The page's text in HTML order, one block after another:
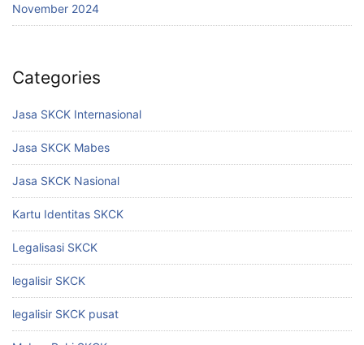
November 2024
Categories
Jasa SKCK Internasional
Jasa SKCK Mabes
Jasa SKCK Nasional
Kartu Identitas SKCK
Legalisasi SKCK
legalisir SKCK
legalisir SKCK pusat